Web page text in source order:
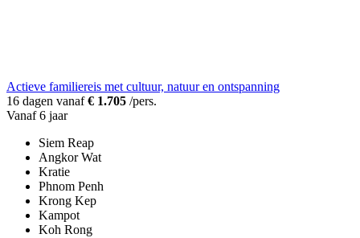
Actieve familiereis met cultuur, natuur en ontspanning
16 dagen vanaf€ 1.705 /pers.
Vanaf 6 jaar
Siem Reap
Angkor Wat
Kratie
Phnom Penh
Krong Kep
Kampot
Koh Rong